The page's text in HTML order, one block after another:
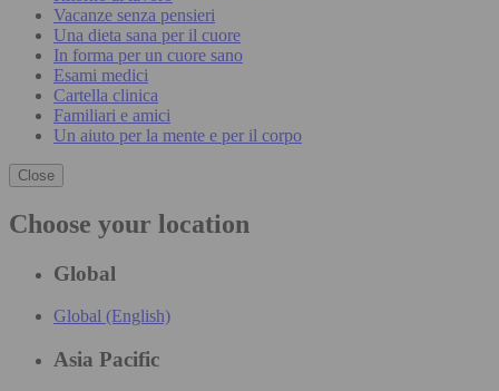
Vacanze senza pensieri
Una dieta sana per il cuore
In forma per un cuore sano
Esami medici
Cartella clinica
Familiari e amici
Un aiuto per la mente e per il corpo
Close
Choose your location
Global
Global (English)
Asia Pacific